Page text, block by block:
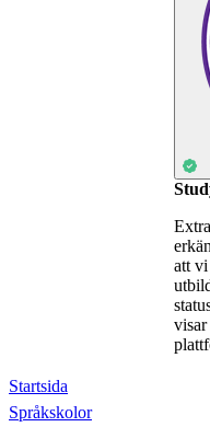
att
Startsida
Språkskolor